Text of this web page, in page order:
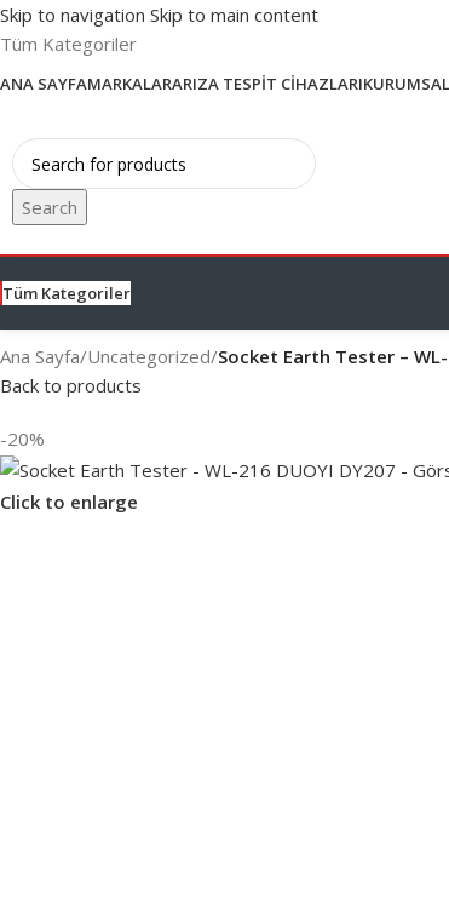
Skip to navigation Skip to main content
Tüm Kategoriler
ANA SAYFAMARKALARARIZA TESPIT CIHAZLARIKURUMSAL
Search
Tüm Kategoriler
Ana Sayfa/Uncategorized/Socket Earth Tester –
Back to products
-20%
Click to enlarge